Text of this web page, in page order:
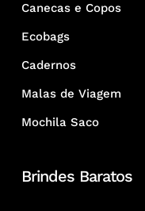
Canecas e Copos
Ecobags
Cadernos
Malas de Viagem
Mochila Saco
Brindes Baratos